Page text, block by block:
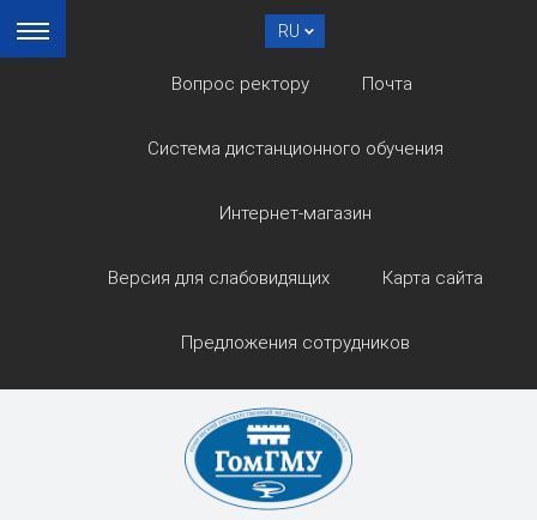
RU
Вопрос ректору Почта
Система дистанционного обучения
Интернет-магазин
Версия для слабовидящих Карта сайта
Предложения сотрудников